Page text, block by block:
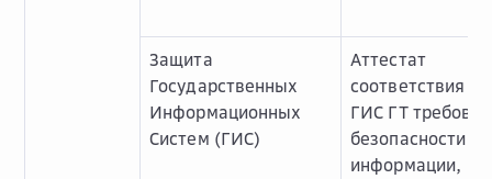
Защита
Государственных
Информационных
Систем (ГИС)
Аттестат
соответствия
ГИС ГТ
безопасности
информации,